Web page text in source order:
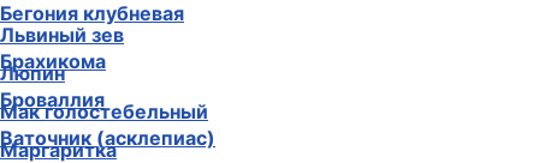
Бегония клубневая
Брахикома
Броваллия
Ваточник (асклепиас)
Львиный зев
Люпин
Мак голостебельный
Маргаритка